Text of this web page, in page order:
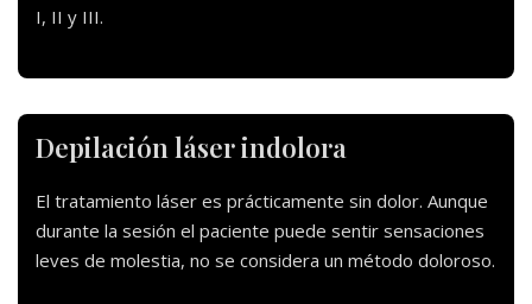
I, II y III.
Depilación láser indolora
El tratamiento láser es prácticamente sin dolor. Aunque
durante la sesión el paciente puede sentir sensaciones
leves de molestia, no se considera un método doloroso.